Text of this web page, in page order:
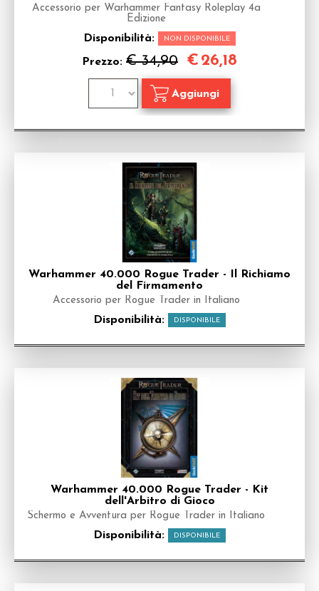
Accessorio per Warhammer Fantasy Roleplay 4a
Edizione
Disponibilità: NON DISPONIBILE
Prezzo: € 34,90 € 26,18
Warhammer 40.000 Rogue Trader - Il Richiamo
del Firmamento
Accessorio per Rogue Trader in Italiano
Disponibilità: DISPONIBILE
Warhammer 40.000 Rogue Trader - Kit
dell'Arbitro di Gioco
Schermo e Avventura per Rogue Trader in Italiano
Disponibilità: DISPONIBILE